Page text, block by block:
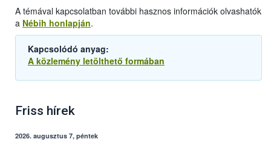
A témával kapcsolatban további hasznos információk olvashatók
a Nébih honlapján.
Kapcsolódó anyag:
A közlemény letölthető formában
Friss hírek
2026. augusztus 7, péntek